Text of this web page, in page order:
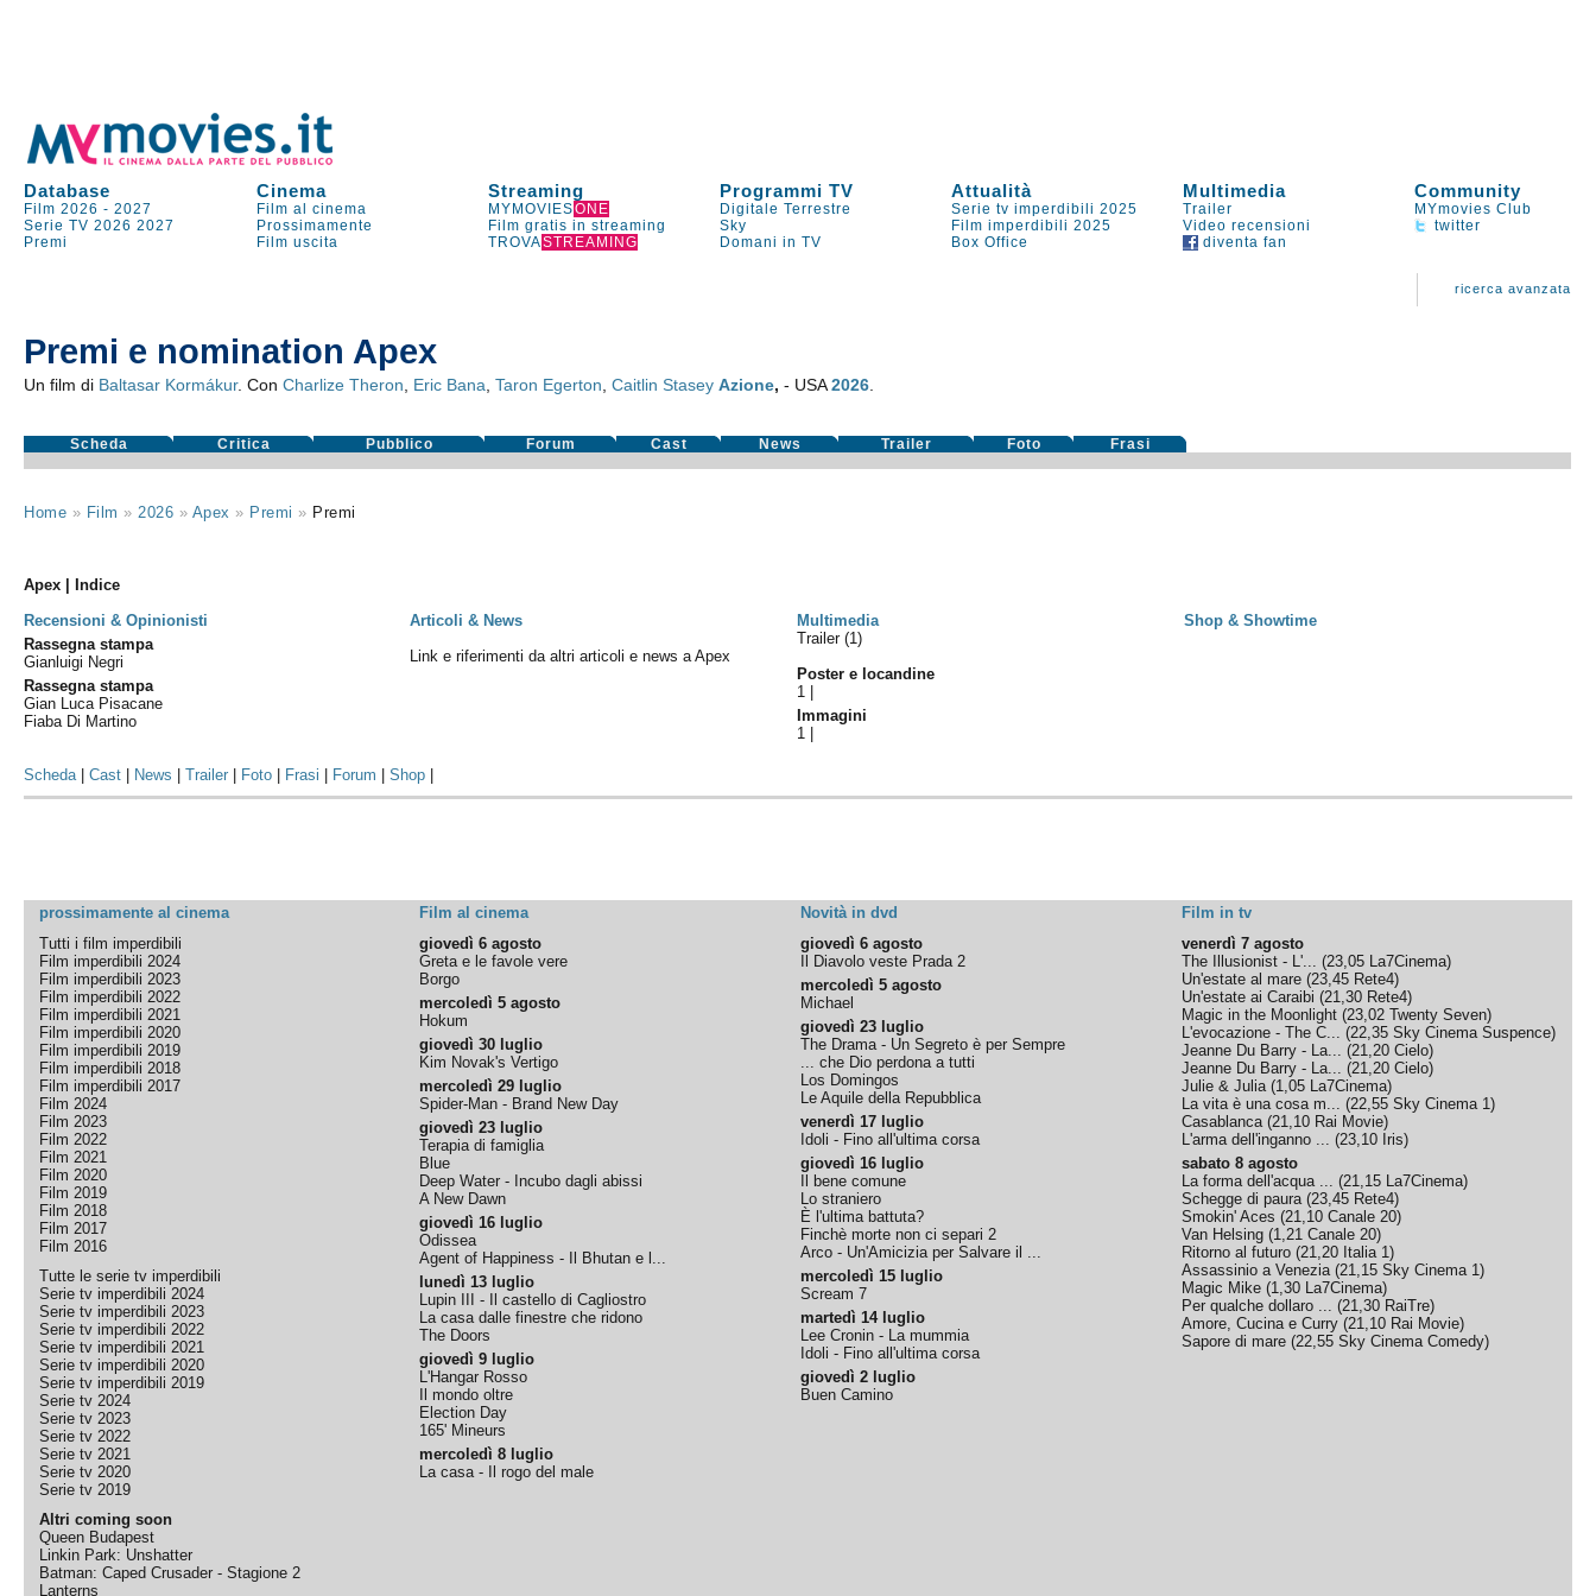
Database Cinema Streaming Programmi TV Attualità Multimedia Community
Film 2026 -2027 Film al cinema MYMOVIESONE Digitale Terrestre Serie tv imperdibili 2025 Trailer
MYmovies Club
Serie TV 2026 2027 Prossimamente Film gratis in streaming Sky Film imperdibili 2025 Video recensioni
twitter
Premi
Film uscita TROVASTREAMING Domani in TV Box Office diventa fan
ricerca avanzata
Premi e nomination Apex
Un film di Baltasar Kormákur. ConCharlize Theron Eric Bana ,Taron Egerton ,Caitlin Stasey Azione,- USA2026
Scheda Critica Pubblico Forum Cast News Trailer Foto Frasi
Home » Film » 2026 » Apex » Premi » Premi
Apex | Indice
Recensioni & Opinionisti
Articoli & News Multimedia
Shop & Showtime
Rassegna stampa
Gianluigi Negri
Rassegna stampa
Gian Luca Pisacane
Fiaba Di Martino
Link e riferimenti da altri articoli e news a Apex
Trailer (1)
Poster e locandine
1
Immagini
1
Scheda|Cast News |Trailer Foto Frasi Forum |Shop
prossimamente al cinema Film al cinema Novità in dvd
Film in tv
Tutti i film imperdibili
Film imperdibili 2024
Film imperdibili 2023
Film imperdibili 2022
Film imperdibili 2021
Film imperdibili 2020
Film imperdibili 2019
Film imperdibili 2018
Film imperdibili 2017
Film 2024
Film 2023
Film 2022
Film 2021
Film 2020
Film 2019
Film 2018
Film 2017
Film 2016
Tutte le serie tv imperdibili
Serie tv imperdibili 2024
Serie tv imperdibili 2023
Serie tv imperdibili 2022
Serie tv imperdibili 2021
Serie tv imperdibili 2020
Serie tv imperdibili 2019
Serie tv 2024
Serie tv 2023
Serie tv 2022
Serie tv 2021
Serie tv 2020
Serie tv 2019
Altri coming soon
Queen Budapest
Linkin Park: Unshatter
Batman: Caped Crusader - Stagione 2
Lanterns
giovedì 6 agosto
Greta e le favole vere
Borgo
mercoledì 5 agosto
Hokum
giovedì 30 luglio
Kim Novak's Vertigo
mercoledì 29 luglio
Spider-Man - Brand New Day
giovedì 23 luglio
Terapia di famiglia
Blue
Deep Water - Incubo dagli abissi
A New Dawn
giovedì 16 luglio
Odissea
Agent of Happiness - Il Bhutan e l...
lunedì 13 luglio
Lupin III - Il castello di Cagliostro
La casa dalle finestre che ridono
The Doors
giovedì 9 luglio
L'Hangar Rosso
Il mondo oltre
Election Day
165' Mineurs
mercoledì 8 luglio
La casa - Il rogo del male
giovedì 6 agosto
Il Diavolo veste Prada 2
mercoledì 5 agosto
Michael
giovedì 23 luglio
The Drama - Un Segreto è per Sempre
... che Dio perdona a tutti
Los Domingos
Le Aquile della Repubblica
venerdì 17 luglio
Idoli - Fino all'ultima corsa
giovedì 16 luglio
Il bene comune
Lo straniero
È l'ultima battuta?
Finchè morte non ci separi 2
Arco - Un'Amicizia per Salvare il ...
mercoledì 15 luglio
Scream 7
martedì 14 luglio
Lee Cronin - La mummia
Idoli - Fino all'ultima corsa
giovedì 2 luglio
Buen Camino
venerdì 7 agosto
The Illusionist - L'... (23,05 La7Cinema)
Un'estate al mare (23,45 Rete4)
Un'estate ai Caraibi (21,30 Rete4)
Magic in the Moonlight (23,02 Twenty Seven)
L'evocazione - The C... (22,35 Sky Cinema Suspence)
Jeanne Du Barry - La... (21,20 Cielo)
Jeanne Du Barry - La... (21,20 Cielo)
Julie & Julia(1,05 La7Cinema)
La vita è una cosa m... (22,55 Sky Cinema 1)
Casablanca(21,10 Rai Movie)
L'arma dell'inganno ... (23,10 Iris)
sabato 8 agosto
La forma dell'acqua ... (21,15 La7Cinema)
Schegge di paura(23,45 Rete4)
Smokin' Aces (21,10 Canale 20)
Van Helsing (1,21 Canale 20)
Ritorno al futuro (21,20 Italia 1)
Assassinio a Venezia(21,15 Sky Cinema 1)
Magic Mike (1,30 La7Cinema)
Per qualche dollaro ... (21,30 RaiTre)
Amore, Cucina e Curry (21,10 Rai Movie)
Sapore di mare (22,55 Sky Cinema Comedy)